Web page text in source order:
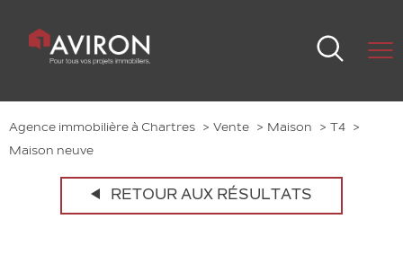
Agence immobilière à Chartres Vente Maison
T4
Maison neuve
RETOUR AUX RÉSULTATS